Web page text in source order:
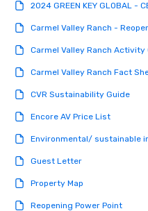
2024 GREEN KEY GLOBAL -
Carmel Valley Ranch -
Carmel Valley Ranch Activity
Carmel Valley Ranch Fact
CVR Sustainability Guide
Encore AV Price List
Environmental/ sustainable
Guest Letter
Property Map
Reopening Power Point